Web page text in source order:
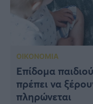
ΟΙΚΟΝΟΜΙΑ
Επίδομα
πρέπει να
πληρώνεται